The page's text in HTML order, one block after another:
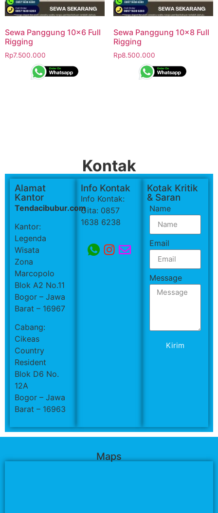
Sewa Panggung 10×6 Full
Rigging
Rp7.500.000
Sewa Panggung 10×8 Full
Rigging
Rp8.500.000
Kontak
Alamat
Kantor
Tendacibubur.com
Kantor:
Legenda
Wisata
Zona
Marcopolo
Blok A2 No.11
Bogor – Jawa
Barat – 16967
Cabang:
Cikeas
Country
Resident
Blok D6 No.
12A
Bogor – Jawa
Barat – 16963
Info Kontak
Info Kontak:
Gita: 0857
1638 6238
Kotak Kritik
& Saran
Name
Email
Message
Kirim
Maps